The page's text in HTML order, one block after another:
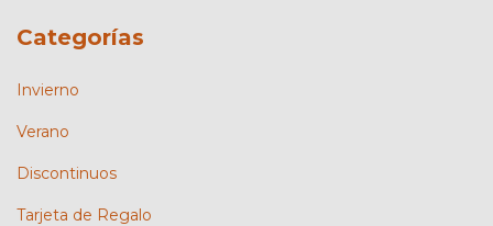
Categorías
Invierno
Verano
Discontinuos
Tarjeta de Regalo